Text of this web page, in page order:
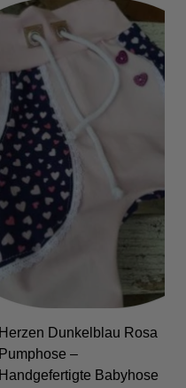
Herzen Dunkelblau Rosa
Pumphose –
Handgefertigte Babyhose